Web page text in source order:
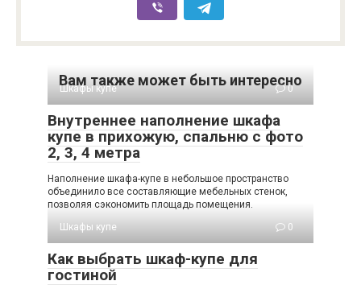
Вам также может быть интересно
Шкафы купе 0
Внутреннее наполнение шкафа
купе в прихожую, спальню c фото
2, 3, 4 метра
Наполнение шкафа-купе в небольшое пространство
объединило все составляющие мебельных стенок,
позволяя сэкономить площадь помещения.
Шкафы купе
0
Как выбрать шкаф-купе для
гостиной